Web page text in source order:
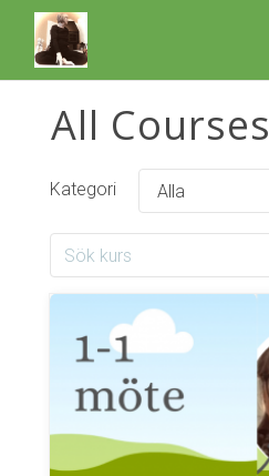
All Courses
Kategori